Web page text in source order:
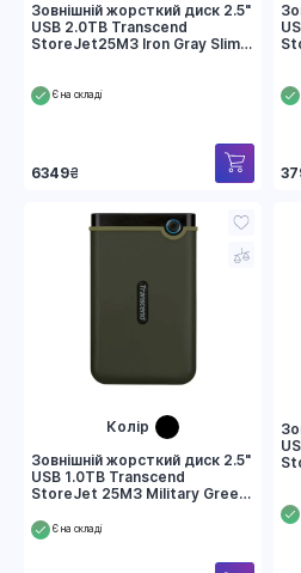
Зовнішній жорсткий диск 2.5"
USB 2.0TB Transcend
StoreJet25M3 Iron Gray Slim
Є на складі
6349₴
Колір
Зовнішній жорсткий диск 2.5"
USB 1.0TB Transcend
StoreJet 25M3 Military Green
Є на складі